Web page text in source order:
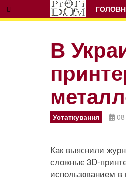
В
Устаткування 08
Как выяснили
сложные 3D-
использованием в